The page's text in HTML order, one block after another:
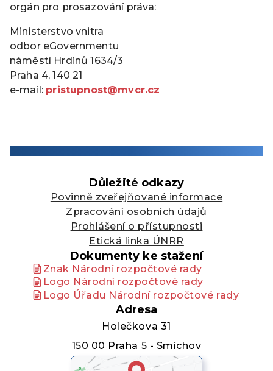
orgán pro prosazování práva:
Ministerstvo vnitra
odbor eGovernmentu
náměstí Hrdinů 1634/3
Praha 4, 140 21
e-mail: pristupnost@mvcr.cz
Důležité odkazy
Povinně zveřejňované informace
Zpracování osobních údajů
Prohlášení o přístupnosti
Etická linka ÚNRR
Dokumenty ke stažení
Znak Národní rozpočtové rady
Logo Národní rozpočtové rady
Logo Úřadu Národní rozpočtové rady
Adresa
Holečkova 31
150 00 Praha 5 - Smíchov